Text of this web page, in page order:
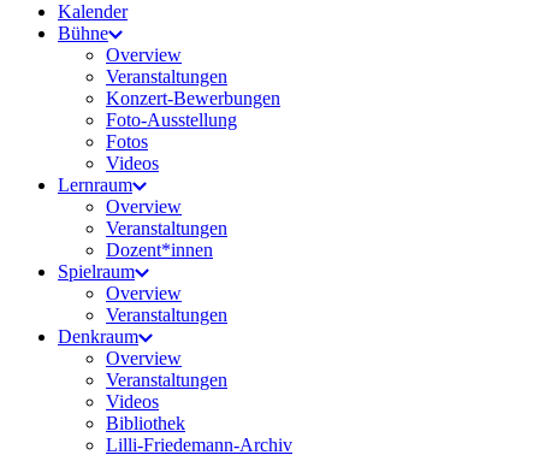
Kalender
Bühne
Overview
Veranstaltungen
Konzert-Bewerbungen
Foto-Ausstellung
Fotos
Videos
Lernraum
Overview
Veranstaltungen
Dozent*innen
Spielraum
Overview
Veranstaltungen
Denkraum
Overview
Veranstaltungen
Videos
Bibliothek
Lilli-Friedemann-Archiv